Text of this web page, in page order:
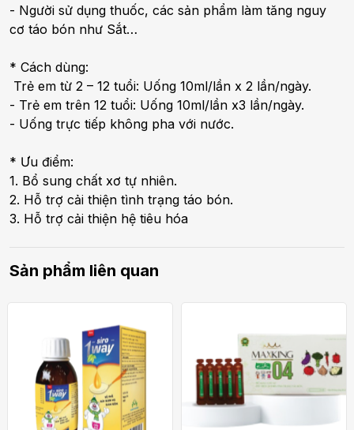
- Người sử dụng thuốc, các sản phẩm làm tăng nguy
cơ táo bón như Sắt…
* Cách dùng:
Trẻ em từ 2 – 12 tuổi: Uống 10ml/lần x 2 lần/ngày.
- Trẻ em trên 12 tuổi: Uống 10ml/lần x3 lần/ngày.
- Uống trực tiếp không pha với nước.
* Ưu điểm:
1. Bổ sung chất xơ tự nhiên.
2. Hỗ trợ cải thiện tình trạng táo bón.
3. Hỗ trợ cải thiện hệ tiêu hóa
Sản phẩm liên quan